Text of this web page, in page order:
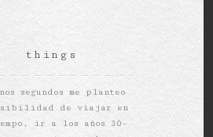
things
segundos me planteo
de viajar en
ir a los años 30-